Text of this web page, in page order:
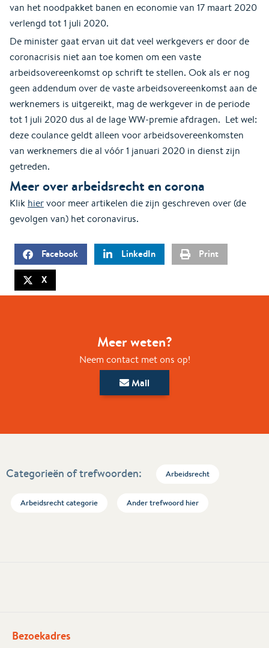
van het noodpakket banen en economie van 17 maart 2020
verlengd tot 1 juli 2020.
De minister gaat ervan uit dat veel werkgevers er door de
coronacrisis niet aan toe komen om een vaste
arbeidsovereenkomst op schrift te stellen. Ook als er nog
geen addendum over de vaste arbeidsovereenkomst aan de
werknemers is uitgereikt, mag de werkgever in de periode
tot 1 juli 2020 dus al de lage WW-premie afdragen. Let wel:
deze coulance geldt alleen voor arbeidsovereenkomsten
van werknemers die al vóór 1 januari 2020 in dienst zijn
getreden.
Meer over arbeidsrecht en corona
Klik hiervoor meer artikelen die zijn geschreven over (de
gevolgen van) het coronavirus.
Facebook LinkedIn Print
X
Meer weten?
Neem contact met ons op!
Mail
Categorieën of trefwoorden: Arbeidsrecht
Arbeidsrecht categorie Ander trefwoord hier
Bezoekadres